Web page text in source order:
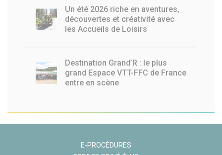
Un été 2026 riche en aventures,
découvertes et créativité avec
les Accueils de Loisirs
Destination Grand’R : le plus
grand Espace VTT-FFC de France
entre en scène
E-PROCÉDURES